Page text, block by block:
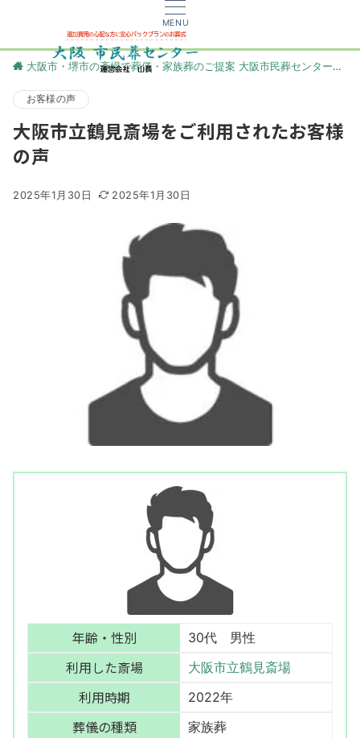
MENU
大阪市・堺市の斎場で葬儀・家族葬のご提案 大阪市民葬センター
お客様の声
大阪市立鶴見斎場をご利用されたお客様
の声
2025年1月30日 2025年1月30日
年齢・性別 30代 男性
利用した斎場 大阪市立鶴見斎場
利用時期 2022年
葬儀の種類 家族葬